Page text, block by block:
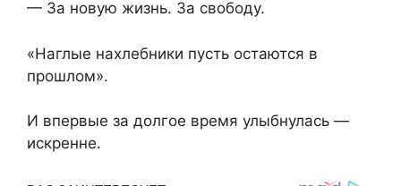
— За новую жизнь. За свободу.
«Наглые нахлебники пусть остаются в
прошлом».
И впервые за долгое время улыбнулась —
искренне.